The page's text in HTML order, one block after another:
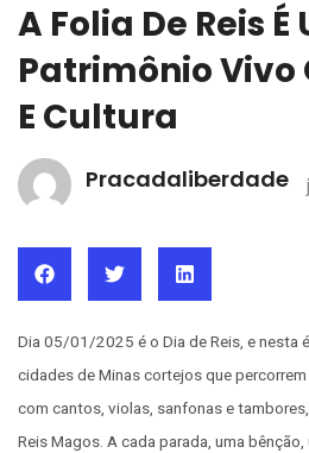
A Folia De Reis É
Patrimônio Vivo
E Cultura
Pracadaliberdade
Dia 05/01/2025 é o Dia de Reis, e nesta
cidades de Minas cortejos que
com cantos, violas, sanfonas e
Reis Magos. A cada parada, uma